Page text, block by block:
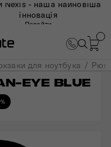
Nexis - наша найновіша
інновація
Перейти
для ноутбука
EYE BLUE